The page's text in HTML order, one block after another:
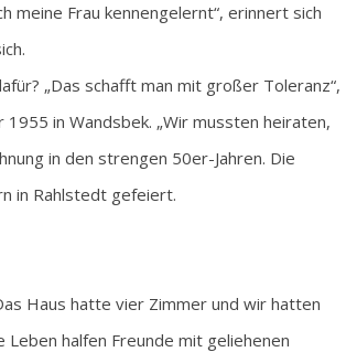
meine Frau kennengelernt“, erinnert sich
„Das schafft man mit großer Toleranz“,
in Wandsbek. „Wir mussten heiraten,
in den strengen 50er-Jahren. Die
in Rahlstedt gefeiert.
Haus hatte vier Zimmer und wir hatten
Leben halfen Freunde mit geliehenen